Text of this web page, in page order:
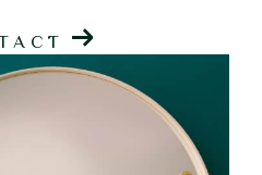
Et ça mérite de se sentir
à la va-vite
CRITÈRES
Piscine